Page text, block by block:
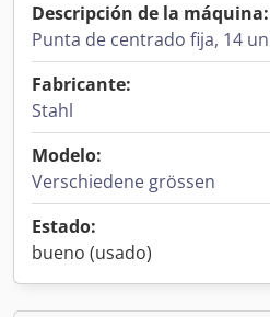
Descripción de la máquina:
Punta de centrado fija, 14
Fabricante:
Stahl
Modelo:
Verschiedene grössen
Estado:
bueno (usado)